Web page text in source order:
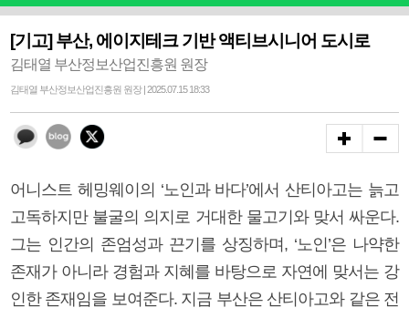
[기고] 부산, 에이지테크 기반 액티브시니어 도시로
김태열 부산정보산업진흥원 원장
김태열 부산정보산업진흥원 원장 | 2025.07.15 18:33
어니스트 헤밍웨이의 ‘노인과 바다’에서 산티아고는 늙고
고독하지만 불굴의 의지로 거대한 물고기와 맞서 싸운다.
그는 인간의 존엄성과 끈기를 상징하며, ‘노인’은 나약한
존재가 아니라 경험과 지혜를 바탕으로 자연에 맞서는 강
인한 존재임을 보여준다. 지금 부산은 산티아고와 같은 전